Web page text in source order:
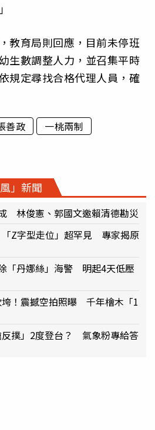
教育局則回應，目前未停班
生數調整人力，並召集平時
規定尋找合格代理人員，確
善政
一桃兩制
」新聞
林俊憲、郭國文邀賴清德勘災
「Z字型走位」超罕見 專家揭原
「丹娜絲」海警 明起4天低壓
！震撼空拍照曝 千年檜木「1
反撲」2度登台？ 氣象粉專給答